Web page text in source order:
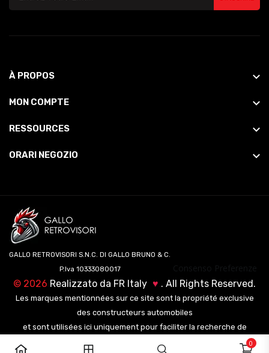
0
À PROPOS
MON COMPTE
RESSOURCES
ORARI NEGOZIO
GALLO RETROVISORI S.N.C. DI GALLO BRUNO & C.
P.Iva 10333080017
© 2026 Realizzato da FR Italy ♥ . All Rights Reserved.
Les marques mentionnées sur ce site sont la propriété exclusive
des constructeurs automobiles
et sont utilisées ici uniquement pour faciliter la recherche de